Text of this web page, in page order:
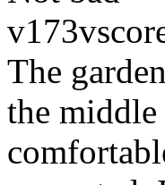
v173v
The
the